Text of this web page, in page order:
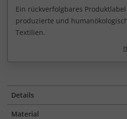
Ein rückverfolgbares
produzierte und
Textilien.
Details
Material